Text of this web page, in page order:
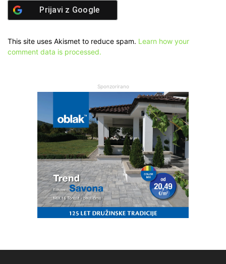
Prijavi z Google
This site uses Akismet to reduce spam. Learn how your
comment data is processed.
Sponzorirano